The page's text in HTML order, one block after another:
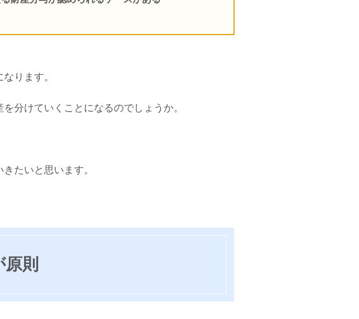
ります。
分けていくことになるのでしょうか。
たいと思います。
則